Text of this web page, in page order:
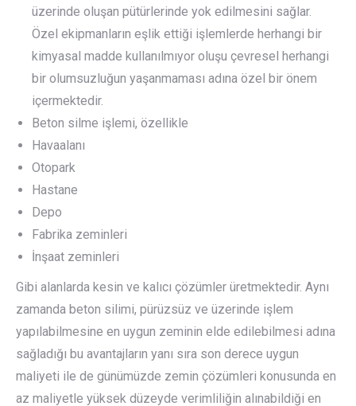
üzerinde oluşan pütürlerinde yok edilmesini sağlar.
Özel ekipmanların eşlik ettiği işlemlerde herhangi bir
kimyasal madde kullanılmıyor oluşu çevresel herhangi
bir olumsuzluğun yaşanmaması adına özel bir önem
içermektedir.
Beton silme işlemi, özellikle
Havaalanı
Otopark
Hastane
Depo
Fabrika zeminleri
İnşaat zeminleri
Gibi alanlarda kesin ve kalıcı çözümler üretmektedir. Aynı
zamanda beton silimi, pürüzsüz ve üzerinde işlem
yapılabilmesine en uygun zeminin elde edilebilmesi adına
sağladığı bu avantajların yanı sıra son derece uygun
maliyeti ile de günümüzde zemin çözümleri konusunda en
az maliyetle yüksek düzeyde verimliliğin alınabildiği en